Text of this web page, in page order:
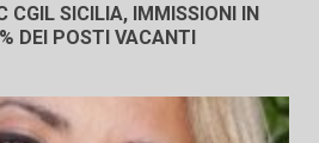
CGIL SICILIA, IMMISSIONI IN
DEI POSTI VACANTI